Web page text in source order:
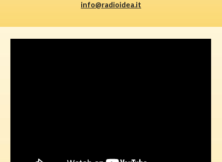
info@radioidea.it